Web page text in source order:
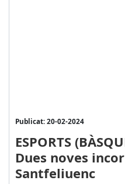
Publicat: 20-02-2024
ESPORTS
Dues noves
Santfeliuenc